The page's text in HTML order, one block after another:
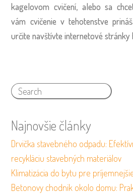
kagelovom cvičení, alebo sa
vám cvičenie v tehotenstve
určite navštívte internetové stránky
Najnovšie články
Drvička stavebného odpadu:
recykláciu stavebných materiálov
Klimatizácia do bytu pre
Betonovy chodnik okolo domu: